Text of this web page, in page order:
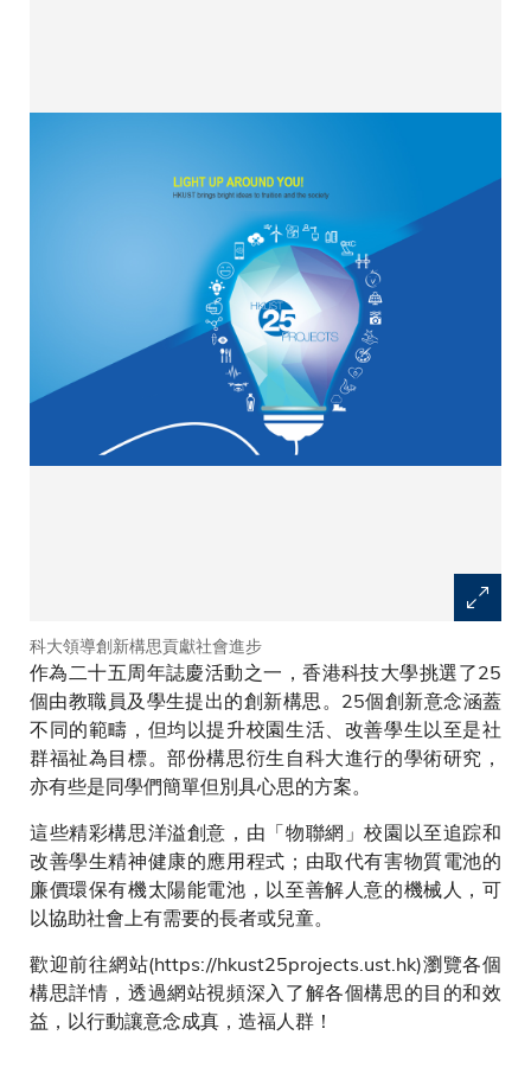
科大領導創新構思貢獻社會進步
作為二十五周年誌慶活動之一，香港科技大學挑選了25
個由教職員及學生提出的創新構思。25個創新意念涵蓋
不同的範疇，但均以提升校園生活、改善學生以至是社
群福祉為目標。部份構思衍生自科大進行的學術研究，
亦有些是同學們簡單但別具心思的方案。
這些精彩構思洋溢創意，由「物聯網」校園以至追踪和
改善學生精神健康的應用程式；由取代有害物質電池的
廉價環保有機太陽能電池，以至善解人意的機械人，可
以協助社會上有需要的長者或兒童。
歡迎前往網站(https://hkust25projects.ust.hk)瀏覽各個
構思詳情，透過網站視頻深入了解各個構思的目的和效
益，以行動讓意念成真，造福人群！